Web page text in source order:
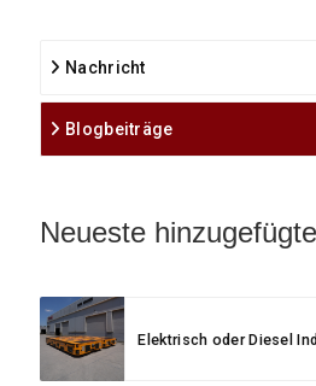
Nachricht
Blogbeiträge
Neueste
Elektrisch oder Diesel